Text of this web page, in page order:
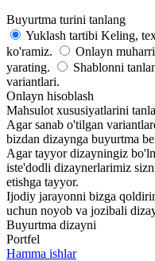
Buyurtma turini tanlang
Yuklash tartibi Keling,
ko'ramiz.
Onlayn
yarating.
Shablonni
variantlari.
Onlayn hisoblash
Mahsulot xususiyatlarini
Agar sanab o'tilgan
bizdan dizaynga buyurtma
Agar tayyor dizayningiz
iste'dodli dizaynerlarimiz
etishga tayyor.
Ijodiy jarayonni bizga
uchun noyob va jozibali
Buyurtma dizayni
Portfel
Hamma ishlar